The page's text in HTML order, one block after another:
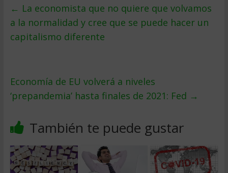
← La economista que no quiere que volvamos
a la normalidad y cree que se puede hacer un
capitalismo diferente
Economía de EU volverá a niveles
‘prepandemia’ hasta finales de 2021: Fed →
También te puede gustar